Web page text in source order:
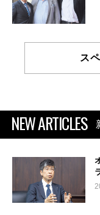
ス
NEW ARTICLES